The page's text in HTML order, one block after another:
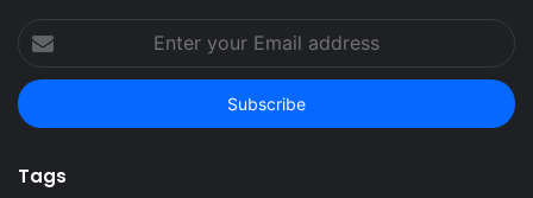
your
Email
address
Tags